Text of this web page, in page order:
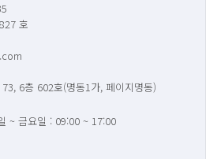
호
6층 602호(명동1가, 페이지명동)
~ 금요일 : 09:00 ~ 17:00